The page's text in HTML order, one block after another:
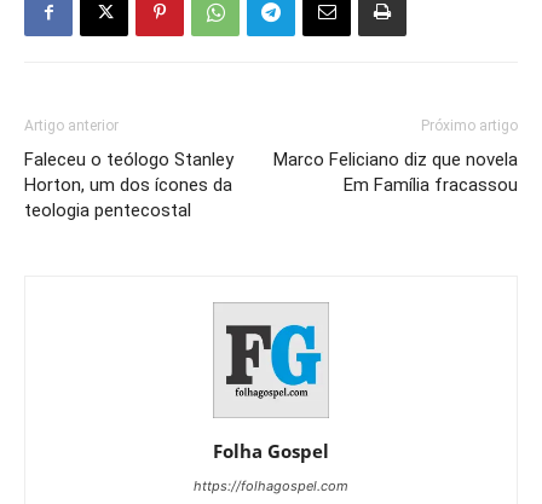
Artigo anterior
Faleceu o teólogo Stanley
Horton, um dos ícones da
teologia pentecostal
Próximo artigo
Marco Feliciano diz que novela
Em Família fracassou
Folha Gospel
https://folhagospel.com